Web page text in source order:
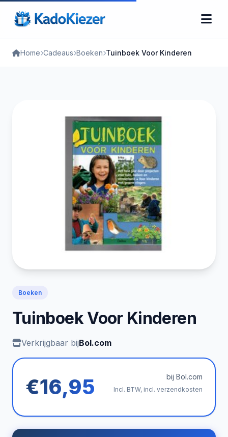
Home Cadeaus Boeken Tuinboek Voor Kinderen
Boeken
Tuinboek Voor Kinderen
Verkrijgbaar bijBol.com
€16,95 bij Bol.com
Incl. BTW, incl. verzendkosten